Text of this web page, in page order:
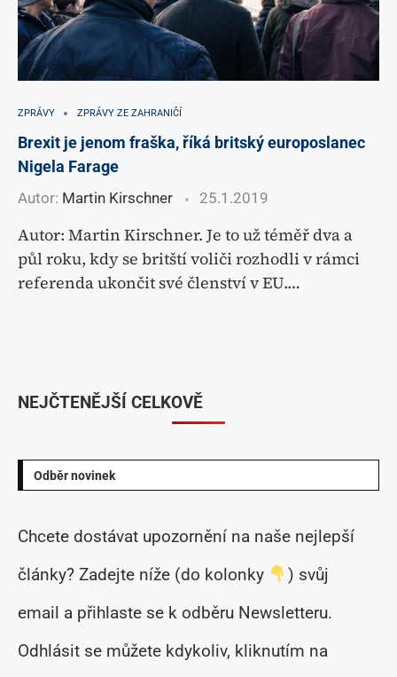
ZPRÁVY ZPRÁVY ZE ZAHRANIČÍ
Brexit je jenom fraška, říká britský europoslanec
Nigela Farage
Autor: Martin Kirschner 25.1.2019
Autor: Martin Kirschner. Je to už téměř dva a
půl roku, kdy se britští voliči rozhodli v rámci
referenda ukončit své členství v EU.…
Odběr novinek
Chcete dostávat upozornění na naše nejlepší
články? Zadejte níže (do kolonky
) svůj
email a přihlaste se k odběru Newsletteru.
Odhlásit se můžete kdykoliv, kliknutím na
NEJČTENĚJŠÍ CELKOVĚ